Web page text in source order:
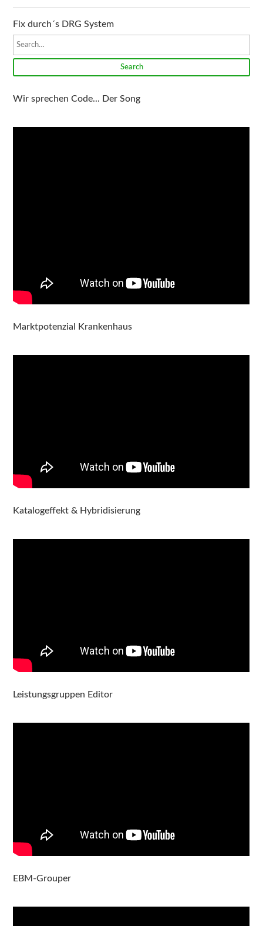
Fix durch´s DRG System
Search
Wir sprechen Code... Der Song
Marktpotenzial Krankenhaus
Katalogeffekt & Hybridisierung
Leistungsgruppen Editor
EBM-Grouper